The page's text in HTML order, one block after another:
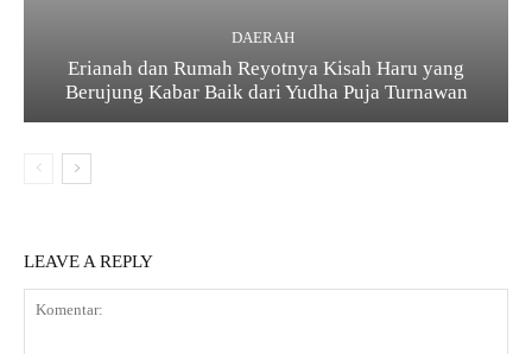
DAERAH
Erianah dan Rumah Reyotnya Kisah Haru yang
Berujung Kabar Baik dari Yudha Puja Turnawan
LEAVE A REPLY